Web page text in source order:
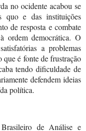
no ocidente acabou se
quo e das instituições
de resposta e combate
ordem democrática. O
a problemas
que é fonte de frustração
tendo dificuldade de
defendem ideias
política.
de Análise e